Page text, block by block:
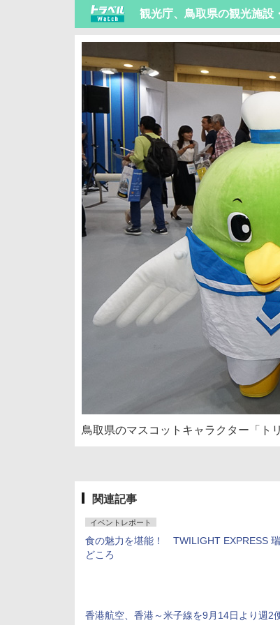
観光庁、鳥取県の観光施設
鳥取県のマスコットキャラクター「ト
関連記事
イベントレポート
食の魅力を堪能！ TWILIGHT EXPRESS
どころ
香港航空、香港～米子線を9月14日より週2